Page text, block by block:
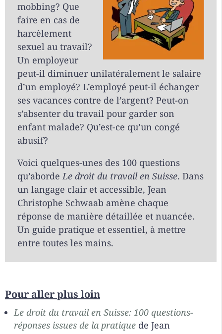
mobbing? Que
faire en cas de
harcèlement
sexuel au travail?
Un employeur
peut-il diminuer unilatéralement le salaire
d’un employé? L’employé peut-il échanger
ses vacances contre de l’argent? Peut-on
s’absenter du travail pour garder son
enfant malade? Qu’est-ce qu’un congé
abusif?
Voici quelques-unes des 100 questions
qu’abordeLe droit du travail en Suisse. Dans
un langage clair et accessible, Jean
Christophe Schwaab amène chaque
réponse de manière détaillée et nuancée.
Un guide pratique et essentiel, à mettre
entre toutes les mains.
Pour aller plus loin
Le droit du travail en Suisse: 100 questions-
réponses issues de la pratique de Jean